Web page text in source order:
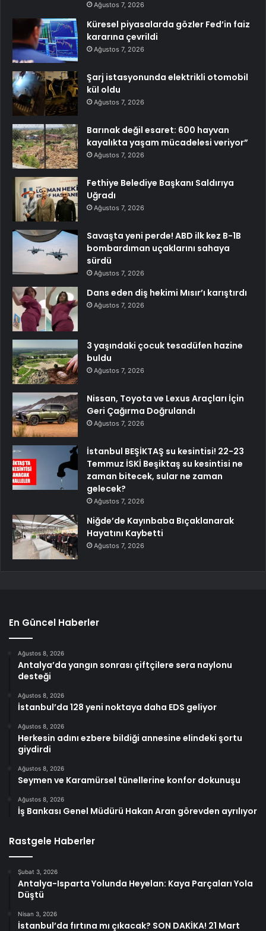
Ağustos 7, 2026
Küresel piyasalarda gözler Fed’in faiz
kararına çevrildi
Ağustos 7, 2026
Şarj istasyonunda elektrikli otomobil
kül oldu
Ağustos 7, 2026
Barınak değil esaret: 600 hayvan
kayalıkta yaşam mücadelesi veriyor”
Ağustos 7, 2026
Fethiye Belediye Başkanı Saldırıya
Uğradı
Ağustos 7, 2026
Savaşta yeni perde! ABD ilk kez B-1B
bombardıman uçaklarını sahaya
sürdü
Ağustos 7, 2026
Dans eden diş hekimi Mısır’ı karıştırdı
Ağustos 7, 2026
3 yaşındaki çocuk tesadüfen hazine
buldu
Ağustos 7, 2026
Nissan, Toyota ve Lexus Araçları İçin
Geri Çağırma Doğrulandı
Ağustos 7, 2026
İstanbul BEŞİKTAŞ su kesintisi! 22-23
Temmuz İSKİ Beşiktaş su kesintisi ne
zaman bitecek, sular ne zaman
gelecek?
Ağustos 7, 2026
Niğde’de Kayınbaba Bıçaklanarak
Hayatını Kaybetti
Ağustos 7, 2026
En Güncel Haberler
Ağustos 8, 2026
Antalya’da yangın sonrası çiftçilere sera naylonu
desteği
Ağustos 8, 2026
İstanbul’da 128 yeni noktaya daha EDS geliyor
Ağustos 8, 2026
Herkesin adını ezbere bildiği annesine elindeki şortu
giydirdi
Ağustos 8, 2026
Seymen ve Karamürsel tünellerine konfor dokunuşu
Ağustos 8, 2026
İş Bankası Genel Müdürü Hakan Aran görevden ayrılıyor
Rastgele Haberler
Şubat 3, 2026
Antalya-Isparta Yolunda Heyelan: Kaya Parçaları Yola
Düştü
Nisan 3, 2026
İstanbul’da fırtına mı çıkacak? SON DAKİKA! 21 Mart